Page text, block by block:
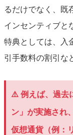
るだけでなく、既
インセンティブと
特典としては、入
引手数料の割引な
⚠️ 例えば、過去
ン」が実施され
仮想通貨（例：